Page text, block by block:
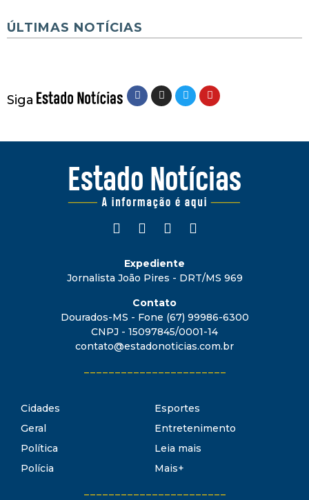
ÚLTIMAS NOTÍCIAS
Siga
Expediente
Jornalista João Pires - DRT/MS 969
Contato
Dourados-MS - Fone (67) 99986-6300
CNPJ - 15097845/0001-14
contato@estadonoticias.com.br
Cidades
Geral
Política
Polícia
Esportes
Entretenimento
Leia mais
Mais+